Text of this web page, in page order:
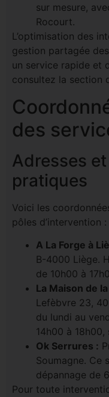
sur mesure,
Rocourt.
L’optimisation des
gestion partagée
un service rapide et
consultez la section
des
Adresses
pratiques
Voici les
pôles d’intervention :
A La Forge à
B-4000 Liège.
de 10h00 à
La Maison de
Lefèbvre 23,
du lundi au
14h00 à
Ok Serrures :
Soumagne. Ce
dépannage de
Pour toute